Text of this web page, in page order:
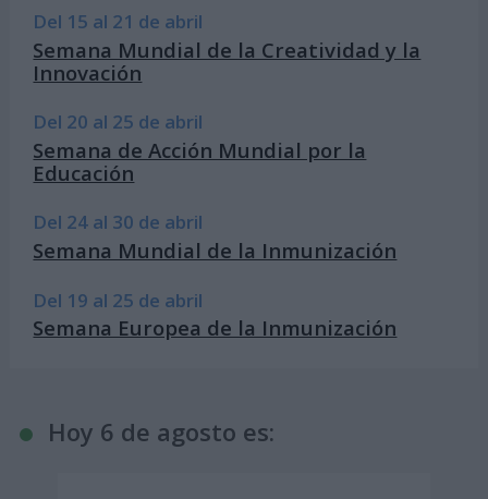
Del 15 al 21 de abril
Semana Mundial de la Creatividad y la
Innovación
Del 20 al 25 de abril
Semana de Acción Mundial por la
Educación
Del 24 al 30 de abril
Semana Mundial de la Inmunización
Del 19 al 25 de abril
Semana Europea de la Inmunización
Hoy 6 de agosto es: